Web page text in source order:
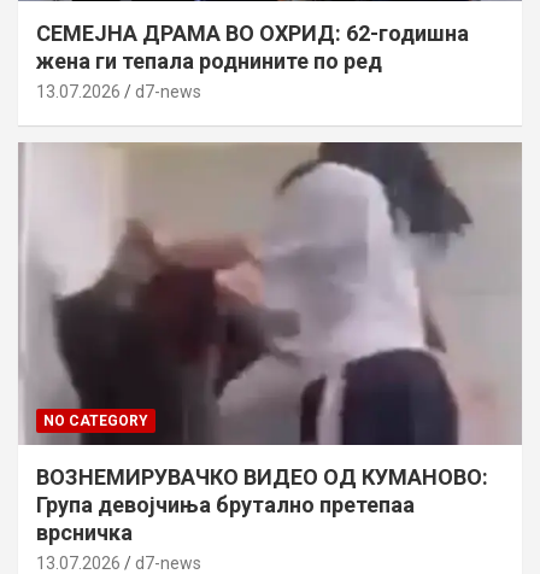
СЕМЕЈНА ДРАМА ВО ОХРИД: 62-годишна
жена ги тепала роднините по ред
13.07.2026 d7-news
NO CATEGORY
ВОЗНЕМИРУВАЧКО ВИДЕО ОД КУМАНОВО:
Група девојчиња брутално претепаа
врсничка
13.07.2026 d7-news